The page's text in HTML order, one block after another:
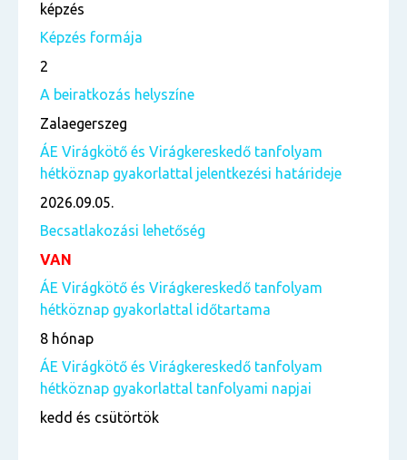
képzés
Képzés formája
2
A beiratkozás helyszíne
Zalaegerszeg
ÁE Virágkötő és Virágkereskedő tanfolyam
hétköznap gyakorlattal jelentkezési határideje
2026.09.05.
Becsatlakozási lehetőség
VAN
ÁE Virágkötő és Virágkereskedő tanfolyam
hétköznap gyakorlattal időtartama
8 hónap
ÁE Virágkötő és Virágkereskedő tanfolyam
hétköznap gyakorlattal tanfolyami napjai
kedd és csütörtök